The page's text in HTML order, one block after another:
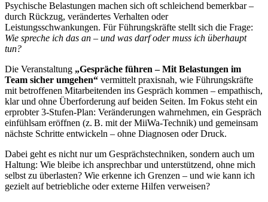
Psychische Belastungen machen sich oft schleichend bemerkbar –
durch Rückzug, verändertes Verhalten oder
Leistungsschwankungen. Für Führungskräfte stellt sich die Frage:
Wie spreche ich das an – und was darf oder muss ich überhaupt
tun?
Die Veranstaltung „Gespräche führen – Mit Belastungen im
Team sicher umgehen“ vermittelt praxisnah, wie Führungskräfte
mit betroffenen Mitarbeitenden ins Gespräch kommen – empathisch,
klar und ohne Überforderung auf beiden Seiten. Im Fokus steht ein
erprobter 3-Stufen-Plan: Veränderungen wahrnehmen, ein Gespräch
einfühlsam eröffnen (z. B. mit der MiiWa-Technik) und gemeinsam
nächste Schritte entwickeln – ohne Diagnosen oder Druck.
Dabei geht es nicht nur um Gesprächstechniken, sondern auch um
Haltung: Wie bleibe ich ansprechbar und unterstützend, ohne mich
selbst zu überlasten? Wie erkenne ich Grenzen – und wie kann ich
gezielt auf betriebliche oder externe Hilfen verweisen?